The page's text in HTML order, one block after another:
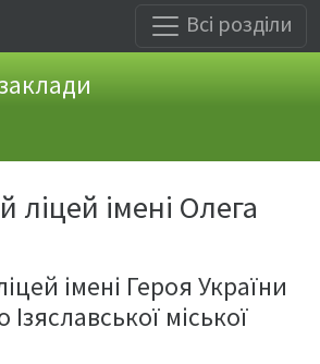
Всі розділи
ліцей імені Олега
імені Героя України
міської